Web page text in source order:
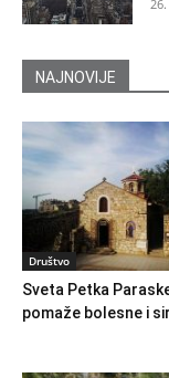
NAJNOVIJE
Društvo
Sveta Petka
pomaže bolesne i